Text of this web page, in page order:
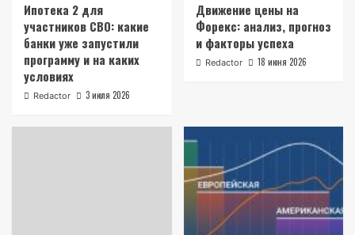
Ипотека 2 для
участников СВО: какие
банки уже запустили
программу и на каких
условиях
Redactor 3 июля 2026
Движение цены на
Форекс: анализ, прогноз
и факторы успеха
Redactor 18 июня 2026